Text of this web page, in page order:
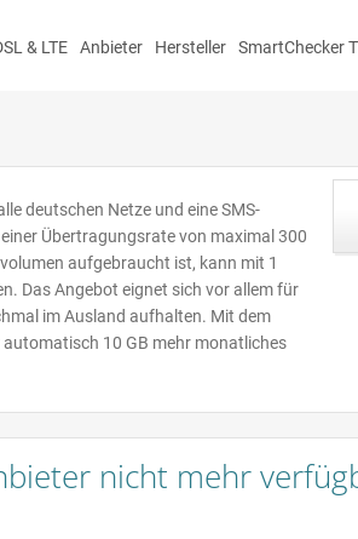
& LTE Anbieter Hersteller SmartChecker
deutschen Netze und eine SMS-
Übertragungsrate von maximal 300
aufgebraucht ist, kann mit 1
Das Angebot eignet sich vor allem für
im Ausland aufhalten. Mit dem
10 GB mehr monatliches
nicht mehr